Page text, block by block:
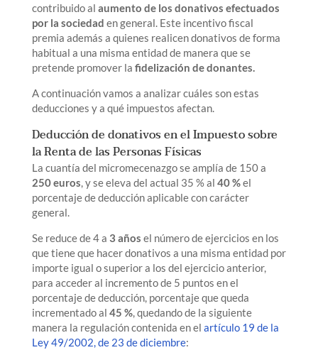
contribuido al aumento de los donativos efectuados
por la sociedad en general. Este incentivo fiscal
premia además a quienes realicen donativos de forma
habitual a una misma entidad de manera que se
pretende promover la fidelización de donantes.
A continuación vamos a analizar cuáles son estas
deducciones y a qué impuestos afectan.
Deducción de donativos en el Impuesto sobre
la Renta de las Personas Físicas
La cuantía del micromecenazgo se amplía de 150 a
250 euros, y se eleva del actual 35 % al 40 %el
porcentaje de deducción aplicable con carácter
general.
Se reduce de 4 a 3 años el número de ejercicios en los
que tiene que hacer donativos a una misma entidad por
importe igual o superior a los del ejercicio anterior,
para acceder al incremento de 5 puntos en el
porcentaje de deducción, porcentaje que queda
incrementado al 45 %, quedando de la siguiente
manera la regulación contenida en el artículo 19 de la
Ley 49/2002, de 23 de diciembre: